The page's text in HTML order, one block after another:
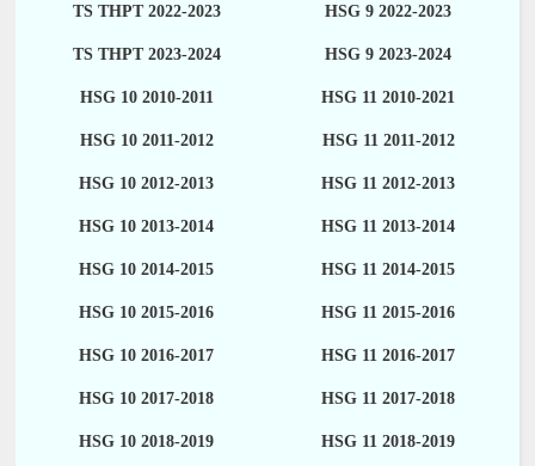
TS THPT 2022-2023 HSG 9 2022-2023
TS THPT 2023-2024 HSG 9 2023-2024
HSG 10 2010-2011 HSG 11 2010-2021
HSG 10 2011-2012 HSG 11 2011-2012
HSG 10 2012-2013 HSG 11 2012-2013
HSG 10 2013-2014 HSG 11 2013-2014
HSG 10 2014-2015 HSG 11 2014-2015
HSG 10 2015-2016 HSG 11 2015-2016
HSG 10 2016-2017 HSG 11 2016-2017
HSG 10 2017-2018 HSG 11 2017-2018
HSG 10 2018-2019 HSG 11 2018-2019